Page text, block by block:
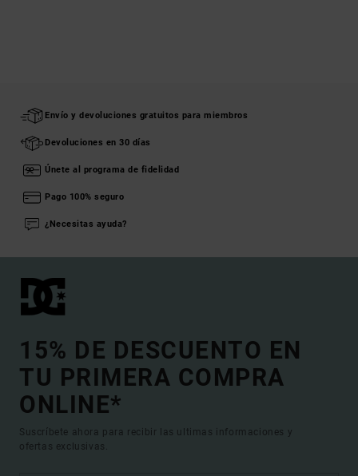
Envío y devoluciones gratuitos para miembros
Devoluciones en 30 días
Únete al programa de fidelidad
Pago 100% seguro
¿Necesitas ayuda?
15% DE DESCUENTO EN
TU PRIMERA COMPRA
ONLINE*
Suscríbete ahora para recibir las ultimas informaciones y
ofertas exclusivas.